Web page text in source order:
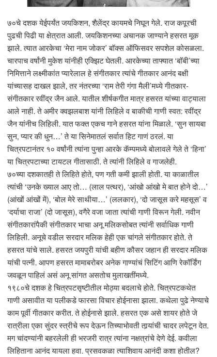
७०चे दशक येईपर्यंत जयकिशन, शैलेंद्र कायमचे निघून गेले. राज कपूरची
पुढची पिढी या क्षेत्रात आली. जयकिशनच्या अचानक जाण्याने हसरत मूक
झाले. त्यात आरकेचा ‘मेरा नाम जोकर’ बॉक्स ऑफिसवर सपशेल कोसळला.
चारपाच वर्षांनी मुकेश यांनीही एक्झिट घेतली. आरकेच्या ताफ्यात ‘बॉबी’च्या
निमित्ताने लक्ष्मीकांत प्यारेलाल हे संगीतकार त्यांचे गीतकार आनंद बक्षी
यांच्यासह दाखल झाले, तर नंतरच्या ‘राम तेरी गंगा मैली’मध्ये गीतकार-
संगीतकार रवींद्र जैन आले. यातील शीर्षकगीत मात्र हसरत यांच्या वाट्याला
आले नाही. ते अमीर क्वझलबाश यांनी लिहिले व बाकीची गाणी स्वत: रवींद्र
जैन यांनीच लिहिली. यात फक्त एकच गाने हसरत यांना मिळाले. ‘सुन सायबा
सुन, प्यार की धुन…’ ते या सिनेमातलं सर्वात हिट गाणं ठरलं. या
चित्रपटानंतर १० वर्षांनी त्यांना पुन्हा आरके कॅम्पमध्ये बोलावले गेले ते ‘हिना’
या चित्रपटाच्या टायटल गीतासाठी. ते त्यांनी लिहिले व गाजलेही.
७०च्या दशकातही ते लिहिते होते, पण गती कमी झाली होती. या काळातील
त्यांची ‘उनके ख्याल आए तो… (लाल पत्थर), ‘आंखो आंखो मे बात होने दो…’
(आंखों आंखों में), ‘बोल मेरे साथीया…’ (ललकार), ‘दो जासूस करे महसूस’ व
‘दर्याचा राजा’ (दो जासूस), वगैरे वजा जाता त्यांची गाणी विरून गेली. नवीन
संगीतकारांपैकी संगीतकार भाचा अनू मलिकसोबत त्यांनी सर्वाधिक गाणी
लिहिली. अनूचे वडील सरदार मलिक हेही एक चांगले संगीतकार होते. ते
हसरत यांचे साले. हसरत जयपुरी यांची बहीण कौसर जहान ही सरदार मलिक
यांची पत्नी. आपण हसरत मामाबरोबर अनेक गाण्यांचं सिटिंग आणि रेकॉर्डिंग
जवळून पाहिलं असं अनू सांगत असतोच मुलाखतींमध्ये.
१९८०चे दशक हे चित्रपटसृष्टीतील मोठ्या बदलाचे होते. चित्रपटकथेत
गाणी असावीत या पलीकडे फारसा विचार होईनासा झाला. कथेला पुढे नेण्याचे
काम पूर्वी गीतकार करीत. ते होईनासे झाले. हसरत एक असे शायर होते जे
रात्रीला एका सुंदर स्त्रीचे रूप देऊन तिच्याभोवती तार्‍यांची चादर लपेटून देत.
मग चांदण्यांनी बहरलेली ही भरजरी रात्र त्यांना नक्षत्रांचे देणे देई. कवीला
लिहिताना आनंद यायला हवा. प्रसवकळा त्याशिवाय आनंदी कशा होतील?